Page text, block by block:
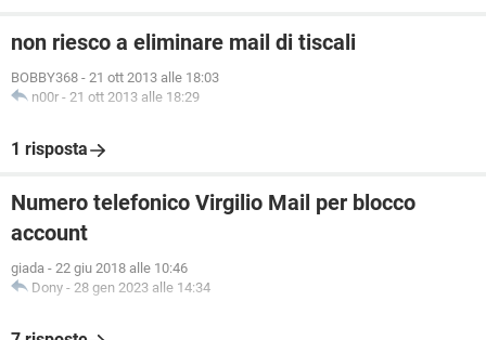
non riesco a eliminare mail di tiscali
BOBBY368 - 21 ott 2013 alle 18:03
n00r - 21 ott 2013 alle 18:29
1 risposta
Numero telefonico Virgilio Mail per blocco
account
giada - 22 giu 2018 alle 10:46
Dony - 28 gen 2023 alle 14:34